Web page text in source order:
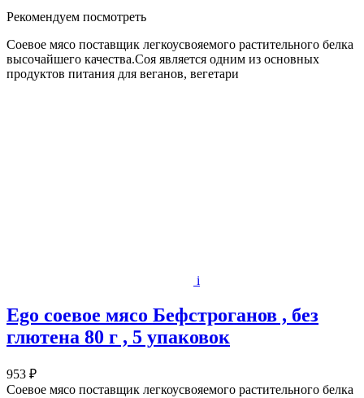
Рекомендуем посмотреть
Соевое мясо поставщик легкоусвояемого растительного белка
высочайшего качества.Соя является одним из основных
продуктов питания для веганов, вегетари
i
Ego соевое мясо Бефстроганов , без
глютена 80 г , 5 упаковок
953 ₽
Соевое мясо поставщик легкоусвояемого растительного белка